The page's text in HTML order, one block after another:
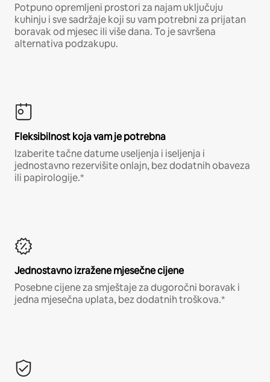
Potpuno opremljeni prostori za najam uključuju
kuhinju i sve sadržaje koji su vam potrebni za prijatan
boravak od mjesec ili više dana. To je savršena
alternativa podzakupu.
Fleksibilnost koja vam je potrebna
Izaberite tačne datume useljenja i iseljenja i
jednostavno rezervišite onlajn, bez dodatnih obaveza
ili papirologije.*
Jednostavno izražene mjesečne cijene
Posebne cijene za smještaje za dugoročni boravak i
jedna mjesečna uplata, bez dodatnih troškova.*